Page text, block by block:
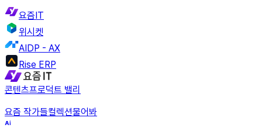
요즘IT
위시켓
AIDP - AX
Rise ERP
콘텐츠프로덕트 밸리
요즘 작가들컬렉션물어봐